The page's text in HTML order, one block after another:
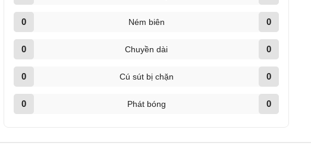
0 Ném biên 0
0 Chuyền dài 0
0 Cú sút bị chặn 0
0 Phát bóng 0